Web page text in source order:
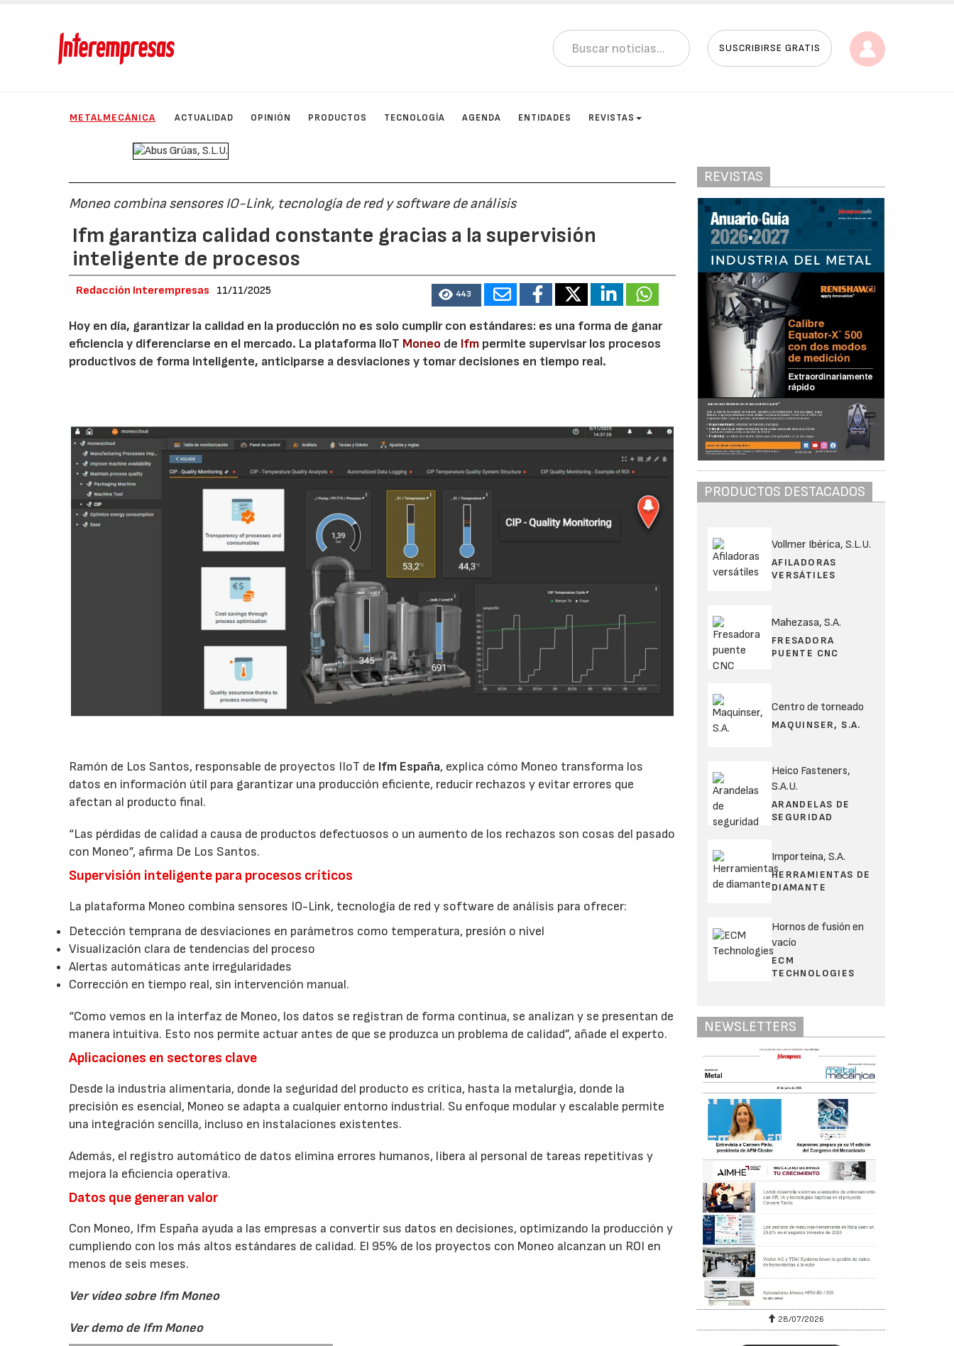
SUSCRIBIRSE GRATIS
METALMECÁNICA ACTUALIDAD OPINIÓN PRODUCTOS TECNOLOGÍA AGENDA ENTIDADES REVISTAS
Moneo combina sensores IO-Link, tecnología de red y software de análisis
Ifm garantiza calidad constante gracias a la supervisión
inteligente de procesos
Redacción Interempresas 11/11/2025 443
Hoy en día, garantizar la calidad en la producción no es solo cumplir con estándares: es una forma de ganar
eficiencia y diferenciarse en el mercado. La plataforma IIoT Moneo de Ifm permite supervisar los procesos
productivos de forma inteligente, anticiparse a desviaciones y tomar decisiones en tiempo real.
Ramón de Los Santos, responsable de proyectos IIoT de Ifm España, explica cómo Moneo transforma los
datos en información útil para garantizar una producción eficiente, reducir rechazos y evitar errores que
afectan al producto final.
“Las pérdidas de calidad a causa de productos defectuosos o un aumento de los rechazos son cosas del pasado
con Moneo”, afirma De Los Santos.
Supervisión inteligente para procesos críticos
La plataforma Moneo combina sensores IO-Link, tecnología de red y software de análisis para ofrecer:
Detección temprana de desviaciones en parámetros como temperatura, presión o nivel
Visualización clara de tendencias del proceso
Alertas automáticas ante irregularidades
Corrección en tiempo real, sin intervención manual.
“Como vemos en la interfaz de Moneo, los datos se registran de forma continua, se analizan y se presentan de
manera intuitiva. Esto nos permite actuar antes de que se produzca un problema de calidad”, añade el experto.
Aplicaciones en sectores clave
Desde la industria alimentaria, donde la seguridad del producto es crítica, hasta la metalurgia, donde la
precisión es esencial, Moneo se adapta a cualquier entorno industrial. Su enfoque modular y escalable permite
una integración sencilla, incluso en instalaciones existentes.
Además, el registro automático de datos elimina errores humanos, libera al personal de tareas repetitivas y
mejora la eficiencia operativa.
Datos que generan valor
Con Moneo, Ifm España ayuda a las empresas a convertir sus datos en decisiones, optimizando la producción y
cumpliendo con los más altos estándares de calidad. El 95% de los proyectos con Moneo alcanzan un ROI en
menos de seis meses.
Ver vídeo sobre Ifm Moneo
Ver demo de Ifm Moneo
REVISTAS
PRODUCTOS DESTACADOS
Vollmer Ibérica, S.L.U.
AFILADORAS
VERSÁTILES
Mahezasa, S.A.
FRESADORA
PUENTE CNC
Centro de torneado
MAQUINSER, S.A.
Heico Fasteners,
S.A.U.
ARANDELAS DE
SEGURIDAD
Importeina, S.A.
HERRAMIENTAS DE
DIAMANTE
Hornos de fusión en
vacío
ECM
TECHNOLOGIES
NEWSLETTERS
28/07/2026